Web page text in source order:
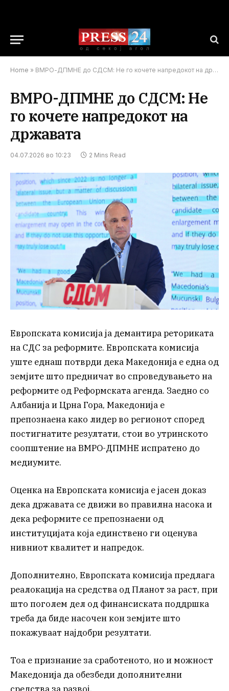
Home » ВМРО-ДПМНЕ до СДСМ: Не го кочете напредокот на државата
ВМРО-ДПМНЕ до СДСМ: Не
го кочете напредокот на
државата
04.07.2026 во 10:23 2 Mins Read
Европската комисија ја демантира реториката
на СДС за реформите. Европската комисија
уште еднаш потврди дека Македонија е една од
земјите што предничат во спроведувањето на
реформите од Реформската агенда. Заедно со
Албанија и Црна Гора, Македонија е
препознаена како лидер во регионот според
постигнатите резултати, стои во утринското
соопштение на ВМРО-ДПМНЕ испратено до
медиумите.
Оценка на Европската комисија е јасен доказ
дека државата се движи во правилна насока и
дека реформите се препознаени од
институцијата која единствено ги оценува
нивниот квалитет и напредок.
Дополнително, Европската комисија предлага
реалокација на средства од Планот за раст, при
што поголем дел од финансиската поддршка
треба да биде насочен кон земјите што
покажуваат најдобри резултати.
Тоа е признание за сработеното, но и можност
Македонија да обезбеди дополнителни